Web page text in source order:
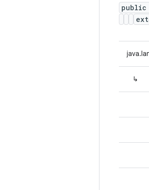
public
↳